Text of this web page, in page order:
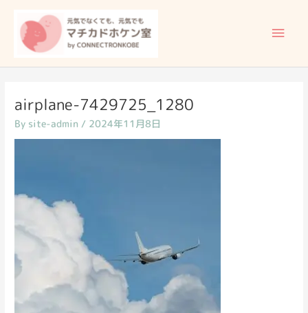
イ
ン
airplane-7429725_1280
By site-admin / 2024年11月8日